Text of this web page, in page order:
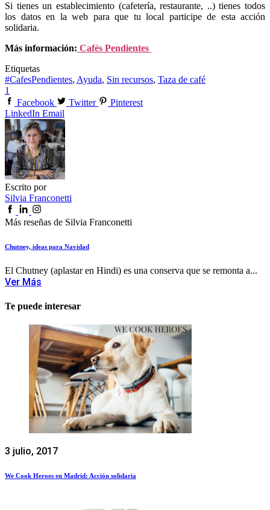
Si tienes un establecimiento (cafetería, restaurante, ..) tienes todos
los datos en la web para que tu local participe de esta acción
solidaria.
Más información: Cafés Pendientes
Etiquetas
#CafesPendientes, Ayuda, Sin recursos, Taza de café
1
Facebook
Twitter
Pinterest
LinkedIn Email
Escrito por
Silvia Franconetti
Más reseñas de Silvia Franconetti
Chutney, ideas para Navidad
El Chutney (aplastar en Hindi) es una conserva que se remonta a...
Ver Más
Te puede interesar
3 julio, 2017
We Cook Heroes en Madrid: Acción solidaria